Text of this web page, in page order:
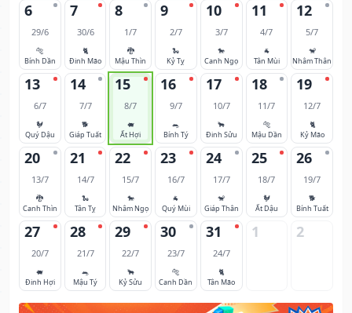
6
29/6
🐅
Bính Dần
7
30/6
🐈
Đinh Mão
8
1/7
🐉
Mậu Thìn
9
2/7
🐍
Kỷ Tỵ
10
3/7
🐎
Canh Ngọ
11
4/7
🐐
Tân Mùi
12
5/7
🐒
Nhâm Thân
13
6/7
🐓
Quý Dậu
14
7/7
🐕
Giáp Tuất
15
8/7
🐖
Ất Hợi
16
9/7
🐀
Bính Tý
17
10/7
🐂
Đinh Sửu
18
11/7
🐅
Mậu Dần
19
12/7
🐈
Kỷ Mão
20
13/7
🐉
Canh Thìn
21
14/7
🐍
Tân Tỵ
22
15/7
🐎
Nhâm Ngọ
23
16/7
🐐
Quý Mùi
24
17/7
🐒
Giáp Thân
25
18/7
🐓
Ất Dậu
26
19/7
🐕
Bính Tuất
27
20/7
🐖
Đinh Hợi
28
21/7
🐀
Mậu Tý
29
22/7
🐂
Kỷ Sửu
30
23/7
🐅
Canh Dần
31
24/7
🐈
Tân Mão
1 2